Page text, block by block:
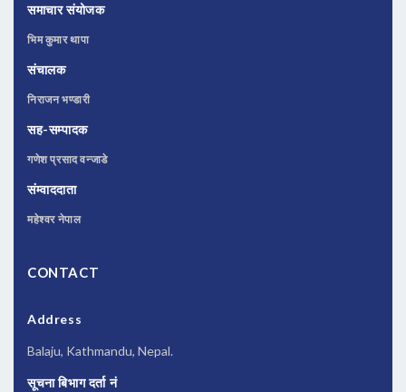
समाचार संयोजक
भिम कुमार थापा
संचालक
निराजन भण्डारी
सह-सम्पादक
गणेश प्रसाद वन्जाडे
संम्वाददाता
महेश्वर नेपाल
CONTACT
Address
Balaju, Kathmandu, Nepal.
सूचना बिभाग दर्ता नं